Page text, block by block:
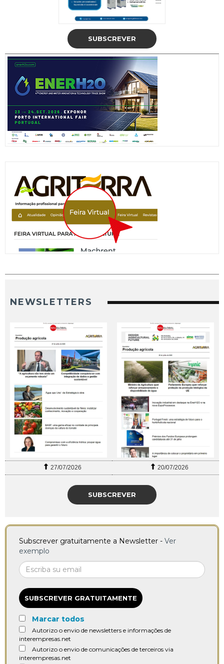
SUBSCREVER
NEWSLETTERS
27/07/2026 20/07/2026
SUBSCREVER
Subscrever gratuitamente a Newsletter - Ver
exemplo
SUBSCREVER GRATUITAMENTE
Marcar todos
Autorizo o envio de newsletters e informações de
interempresas.net
Autorizo o envio de comunicações de terceiros via
interempresas.net